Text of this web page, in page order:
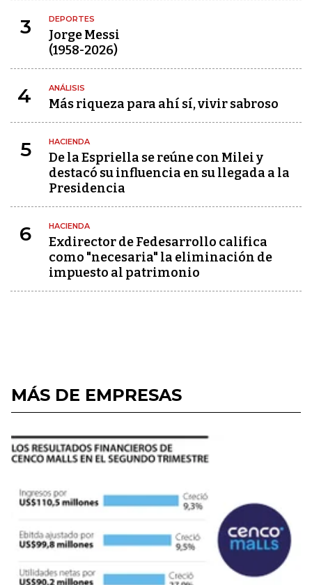
3 DEPORTES
Jorge Messi
(1958-2026)
4 ANÁLISIS
Más riqueza para ahí sí, vivir sabroso
5 HACIENDA
De la Espriella se reúne con Milei y
destacó su influencia en su llegada a la
Presidencia
6 HACIENDA
Exdirector de Fedesarrollo califica
como "necesaria" la eliminación de
impuesto al patrimonio
MÁS DE EMPRESAS